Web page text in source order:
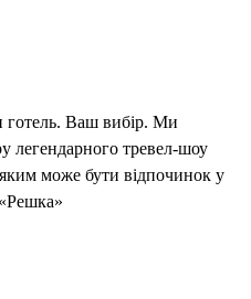
готель. Ваш вибір. Ми
легендарного тревел-шоу
може бути відпочинок у